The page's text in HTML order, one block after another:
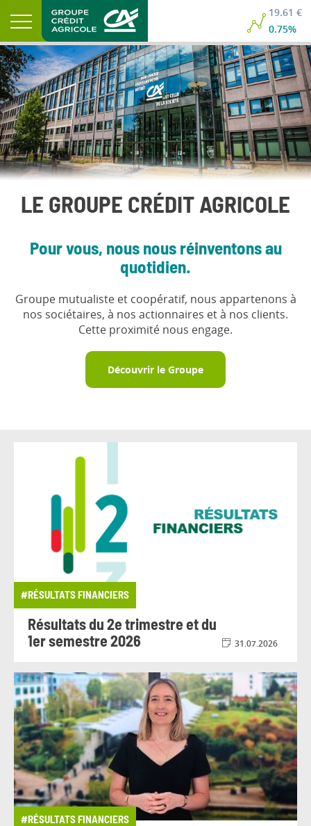
19.61 €
0.75%
LE GROUPE CRÉDIT AGRICOLE
Pour vous, nous nous réinventons au
quotidien.
Groupe mutualiste et coopératif, nous appartenons à
nos sociétaires, à nos actionnaires et à nos clients.
Cette proximité nous engage.
Découvrir le Groupe
#RÉSULTATS FINANCIERS
Résultats du 2e trimestre et du
1er semestre 2026
31.07.2026
#RÉSULTATS FINANCIERS